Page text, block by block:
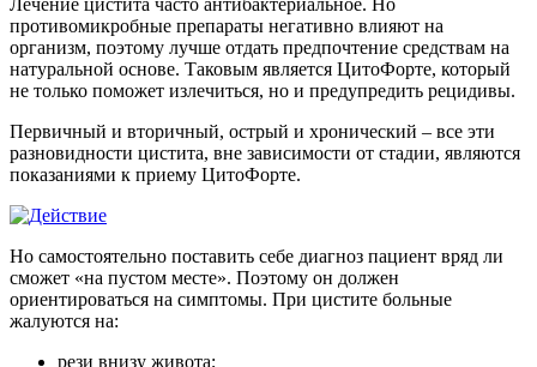
Лечение цистита часто антибактериальное. Но
противомикробные препараты негативно влияют на
организм, поэтому лучше отдать предпочтение средствам на
натуральной основе. Таковым является ЦитоФорте, который
не только поможет излечиться, но и предупредить рецидивы.
Первичный и вторичный, острый и хронический – все эти
разновидности цистита, вне зависимости от стадии, являются
показаниями к приему ЦитоФорте.
Но самостоятельно поставить себе диагноз пациент вряд ли
сможет «на пустом месте». Поэтому он должен
ориентироваться на симптомы. При цистите больные
жалуются на:
рези внизу живота;